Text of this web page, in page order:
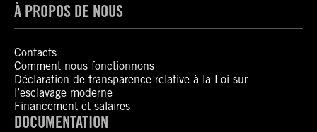
À PROPOS DE NOUS
Contacts
Comment nous fonctionnons
Déclaration de transparence relative à la Loi sur
l’esclavage moderne
Financement et salaires
DOCUMENTATION